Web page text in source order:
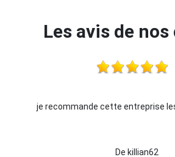
Les avis de
je recommande cette entreprise les
De killian62